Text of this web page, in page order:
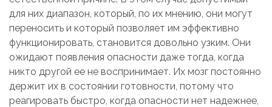
для них диапазон, который, по их мнению, они могут
переносить и который позволяет им эффективно
функционировать, становится довольно узким. Они
ожидают появления опасности даже тогда, когда
никто другой ее не воспринимает. Их мозг постоянно
держит их в состоянии готовности, потому что
реагировать быстро, когда опасности нет надежнее,